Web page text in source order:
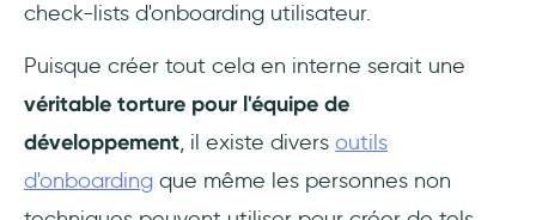
check-lists d'onboarding utilisateur.
Puisque créer tout cela en interne serait une
véritable torture pour l'équipe de
développement, il existe divers outils
d'onboarding que même les personnes non